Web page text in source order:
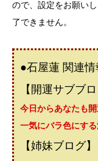
ので、設定をお願い
了できません。
●石屋蓮 関連情
【開運サブブロ
今日からあなたも
一気にバラ色にする
【姉妹ブログ】